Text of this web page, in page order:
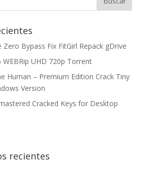
Bypass Fix FitGirl Repack gDrive
WEBRip UHD 720p Torrent
Human – Premium Edition Crack Tiny
Version
Cracked Keys for Desktop
recientes